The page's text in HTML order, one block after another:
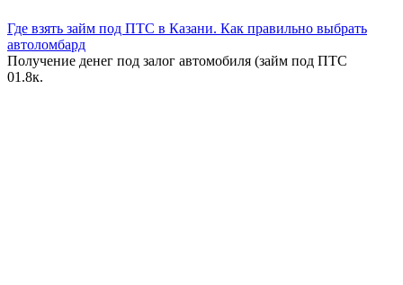
Где взять займ под ПТС в Казани. Как правильно выбрать
автоломбард
Получение денег под залог автомобиля (займ под ПТС
01.8к.